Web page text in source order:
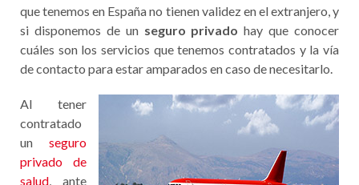
que tenemos en España no tienen validez en el extranjero, y
si disponemos de un seguro privado hay que conocer
cuáles son los servicios que tenemos contratados y la vía
de contacto para estar amparados en caso de necesitarlo.
Al tener
contratado
un seguro
privado de
salud, ante